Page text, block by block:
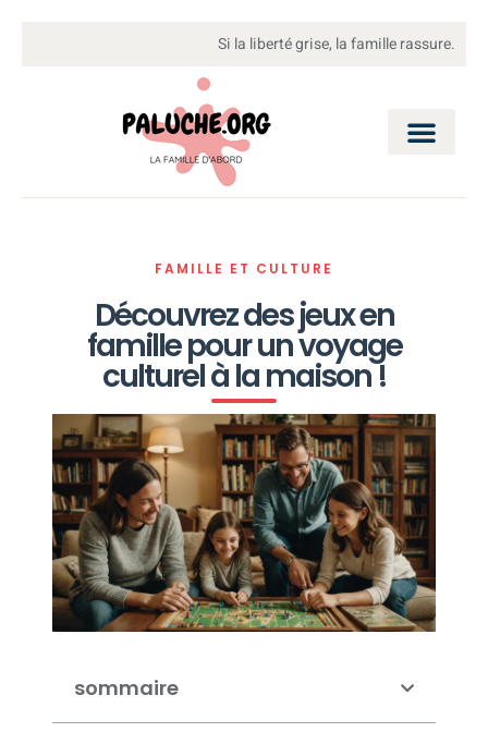
Si la liberté grise, la famille rassure.
FAMILLE ET CULTURE
Découvrez des jeux en
famille pour un voyage
culturel à la maison !
sommaire